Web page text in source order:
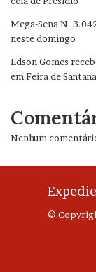
Mega-Sena N.
neste domingo
Edson Gomes
em Feira de Santana
Nenhum
©